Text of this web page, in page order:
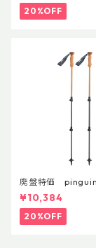
20%OFF
廃盤特価
FLフォーム(ペア)
¥10,384
20%OFF